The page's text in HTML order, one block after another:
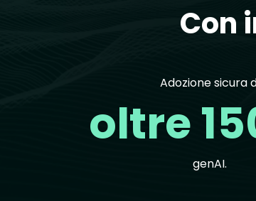
Con
Adozione sicura
oltre
genAI.